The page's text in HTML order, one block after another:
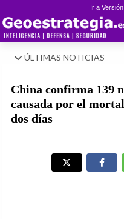
Ir a
ÚLTIMAS NOTICIAS
China confirma 139
causada por el
dos días